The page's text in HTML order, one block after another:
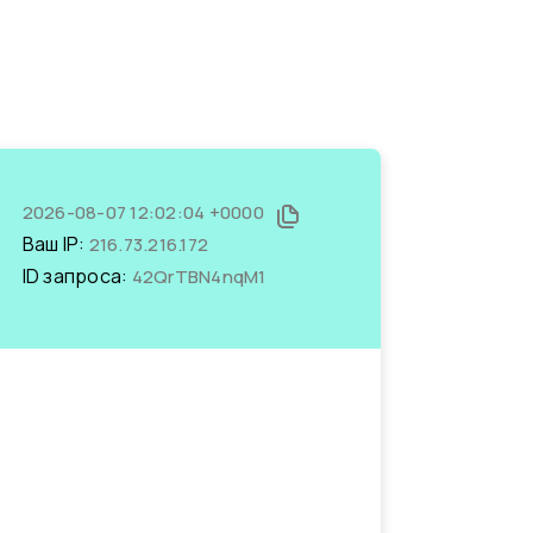
2026-08-07 12:02:04 +0000
Ваш IP: 216.73.216.172
ID запроса: 42QrTBN4nqM1